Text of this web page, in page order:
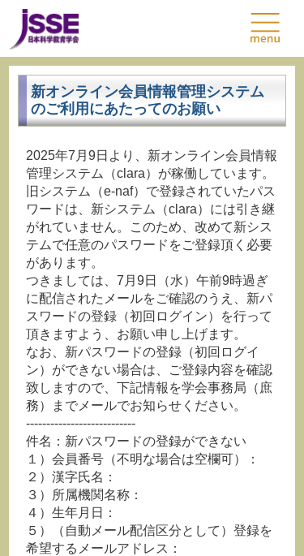
新オンライン会員情報管理システム
のご利用にあたってのお願い
2025年7月9日より、新オンライン会員情報
管理システム（clara）が稼働しています。
旧システム（e-naf）で登録されていたパス
ワードは、新システム（clara）には引き継
がれていません。このため、改めて新シス
テムで任意のパスワードをご登録頂く必要
があります。
つきましては、7月9日（水）午前9時過ぎ
に配信されたメールをご確認のうえ、新パ
スワードの登録（初回ログイン）を行って
頂きますよう、お願い申し上げます。
なお、新パスワードの登録（初回ログイ
ン）ができない場合は、ご登録内容を確認
致しますので、下記情報を学会事務局（庶
務）までメールでお知らせください。
---------------------------
件名：新パスワードの登録ができない
１）会員番号（不明な場合は空欄可）：
２）漢字氏名：
３）所属機関名称：
４）生年月日：
５）（自動メール配信区分として）登録を
希望するメールアドレス：